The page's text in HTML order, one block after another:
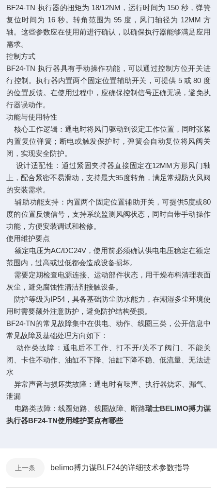
BF24-TN 执行器的扭矩为 18/12NM，运行时间为 150 秒，弹簧
复位时间为 16 秒。转角范围为 95 度，风门轴径为 12MM 方
轴。这些参数应在使用前进行确认，以确保执行器能够满足应用
需求。
控制方式
BF24-TN 执行器具有手动操作功能，可以通过控制方位开关进
行控制。执行器内置两个固定位置辅助开关，可提供 5 或 80 度
的位置反馈。在使用过程中，应确保控制信号正确无误，避免执
行器误动作。
功能与使用特性
‌核心工作逻辑‌：通电时将风门驱动到设定工作位置，同时张紧
内置复位弹簧；断电或触发保护时，弹簧会自动复位将风阀关
闭，实现安全防护。
‌设计适配性‌：通过紧固夹持器直接固定在12MM方形风门轴
上，配合紧密不易滑动，支持最大95度转角，满足常规防火风阀
的安装需求。
‌辅助功能支持‌：内置两个固定位置辅助开关，可提供5度或80
度的位置反馈信号，支持系统监测风阀状态，同时自带手动操作
功能，方便安装调试和检修。
使用维护要点
额定电压为AC/DC24V，使用前必须确认供电电压稳定在额定
范围内，过高或过低都会造成设备损坏。
需要定期检查电源连接、运动部件状态，用干燥布料清理表面
灰尘，避免腐蚀性清洁剂接触设备。
防护等级为IP54，具备基础防尘防水能力，在潮湿多尘环境使
用时需要额外注意防护，避免防护结构受损。
BF24-TN的常见故障集中在供电、动作、线圈三类，公开信息中
常见故障及基础处理方向如下：
‌动作类故障‌：通电后不工作、打不开/关不了阀门、不能关
闭、卡住不动作、油缸不下降、油缸下降不稳、低流量、无法进
水
‌异常声音与损坏类故障‌：通电时有噪声、执行器烧坏、漏气、
泄漏
‌电路类故障‌：线圈短路、线圈故障、断路瑞士BELIMO搏力谋
执行器BF24-TN使用维护要点有哪些
上一条 belimo搏力谋BLF24的详细技术参数指导